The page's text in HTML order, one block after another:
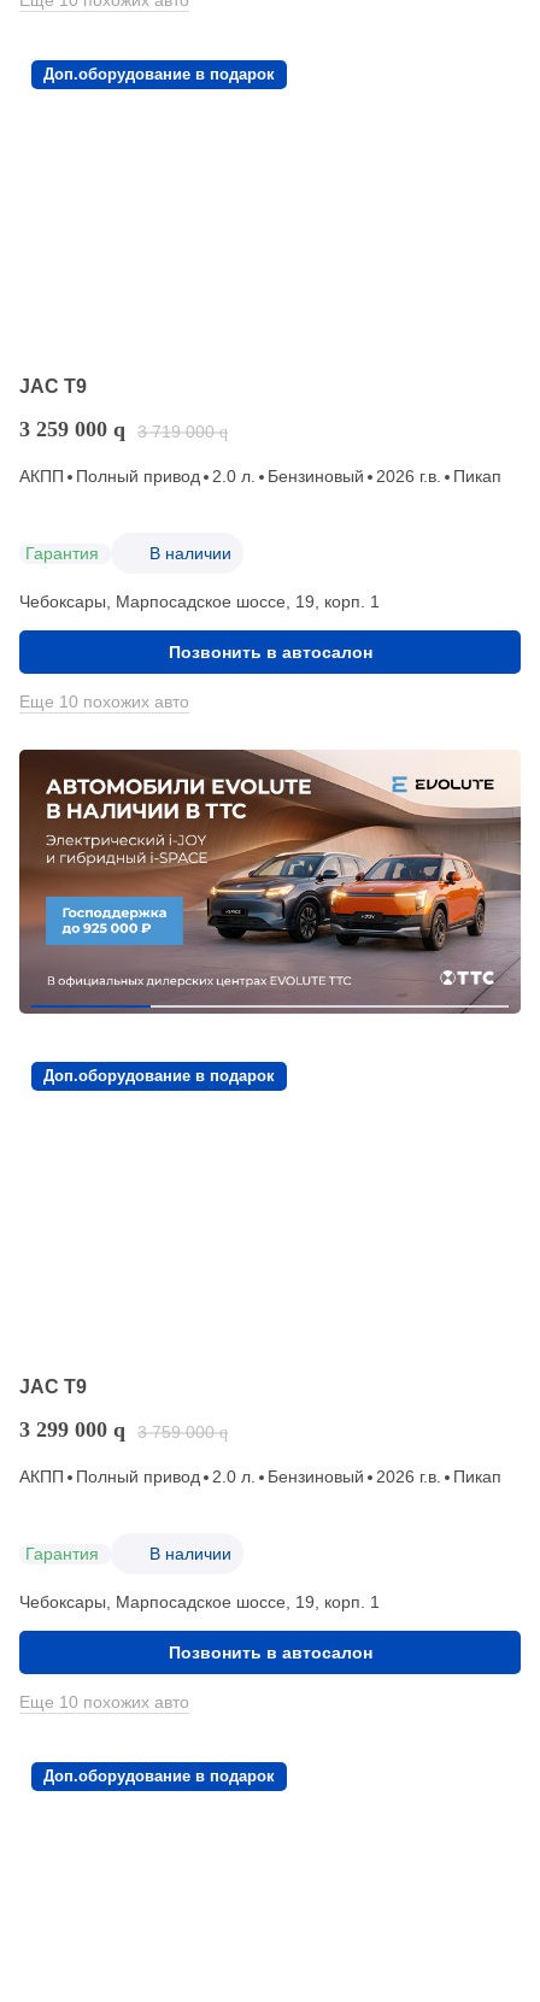
Доп.оборудование в подарок
JAC T9
3 259 000 q 3 719 000 q
АКПП Полный привод 2.0 л. Бензиновый 2026 г.в. Пикап
Гарантия В наличии
Чебоксары, Марпосадское шоссе, 19, корп. 1
Позвонить в автосалон
Еще 10 похожих авто
Доп.оборудование в подарок
JAC T9
3 299 000 q 3 759 000 q
АКПП Полный привод 2.0 л. Бензиновый 2026 г.в. Пикап
Гарантия В наличии
Чебоксары, Марпосадское шоссе, 19, корп. 1
Позвонить в автосалон
Еще 10 похожих авто
Доп.оборудование в подарок